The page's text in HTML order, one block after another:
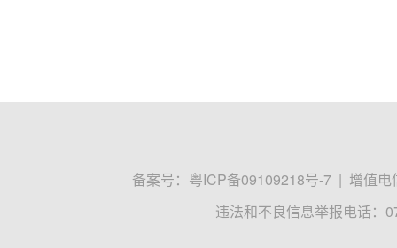
备案号： 粤ICP备09109218号-7 | 增值电
违法和不良信息举报电话：